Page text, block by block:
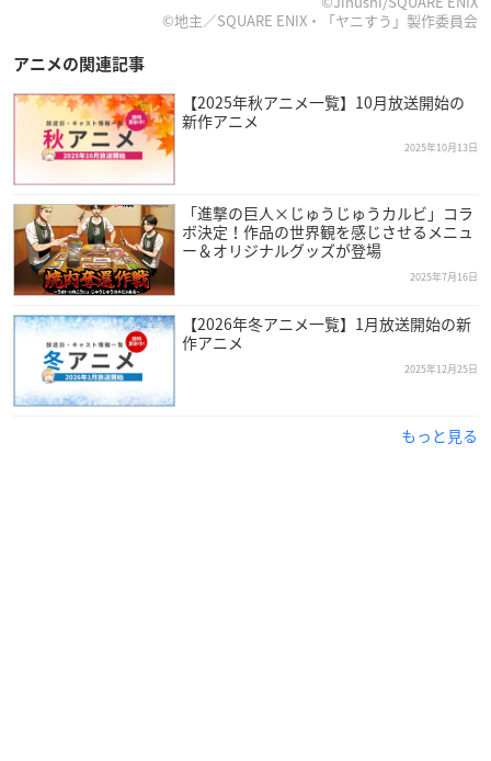
©地主／SQUARE ENIX・「ヤニすう」製作委員会
アニメの関連記事
【2025年秋アニメ一覧】10月放送開始の
新作アニメ
2025年10月13日
「進撃の巨人×じゅうじゅうカルビ」コラ
ボ決定！作品の世界観を感じさせるメニュ
ー＆オリジナルグッズが登場
2025年7月16日
【2026年冬アニメ一覧】1月放送開始の新
作アニメ
2025年12月25日
もっと見る